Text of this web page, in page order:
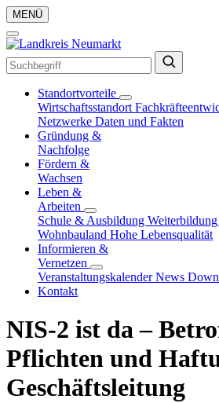
MENÜ
Standortvorteile
Wirtschaftsstandort
Netzwerke Daten und Fakten
Gründung &
Nachfolge
Fördern &
Wachsen
Leben &
Arbeiten
Schule & Ausbildung Weiterbildung
Wohnbauland Hohe Lebensqualität
Informieren &
Vernetzen
VeranstaltungskalenderNews
Kontakt
NIS-2 ist da –
Pflichten und
Geschäftsleitung